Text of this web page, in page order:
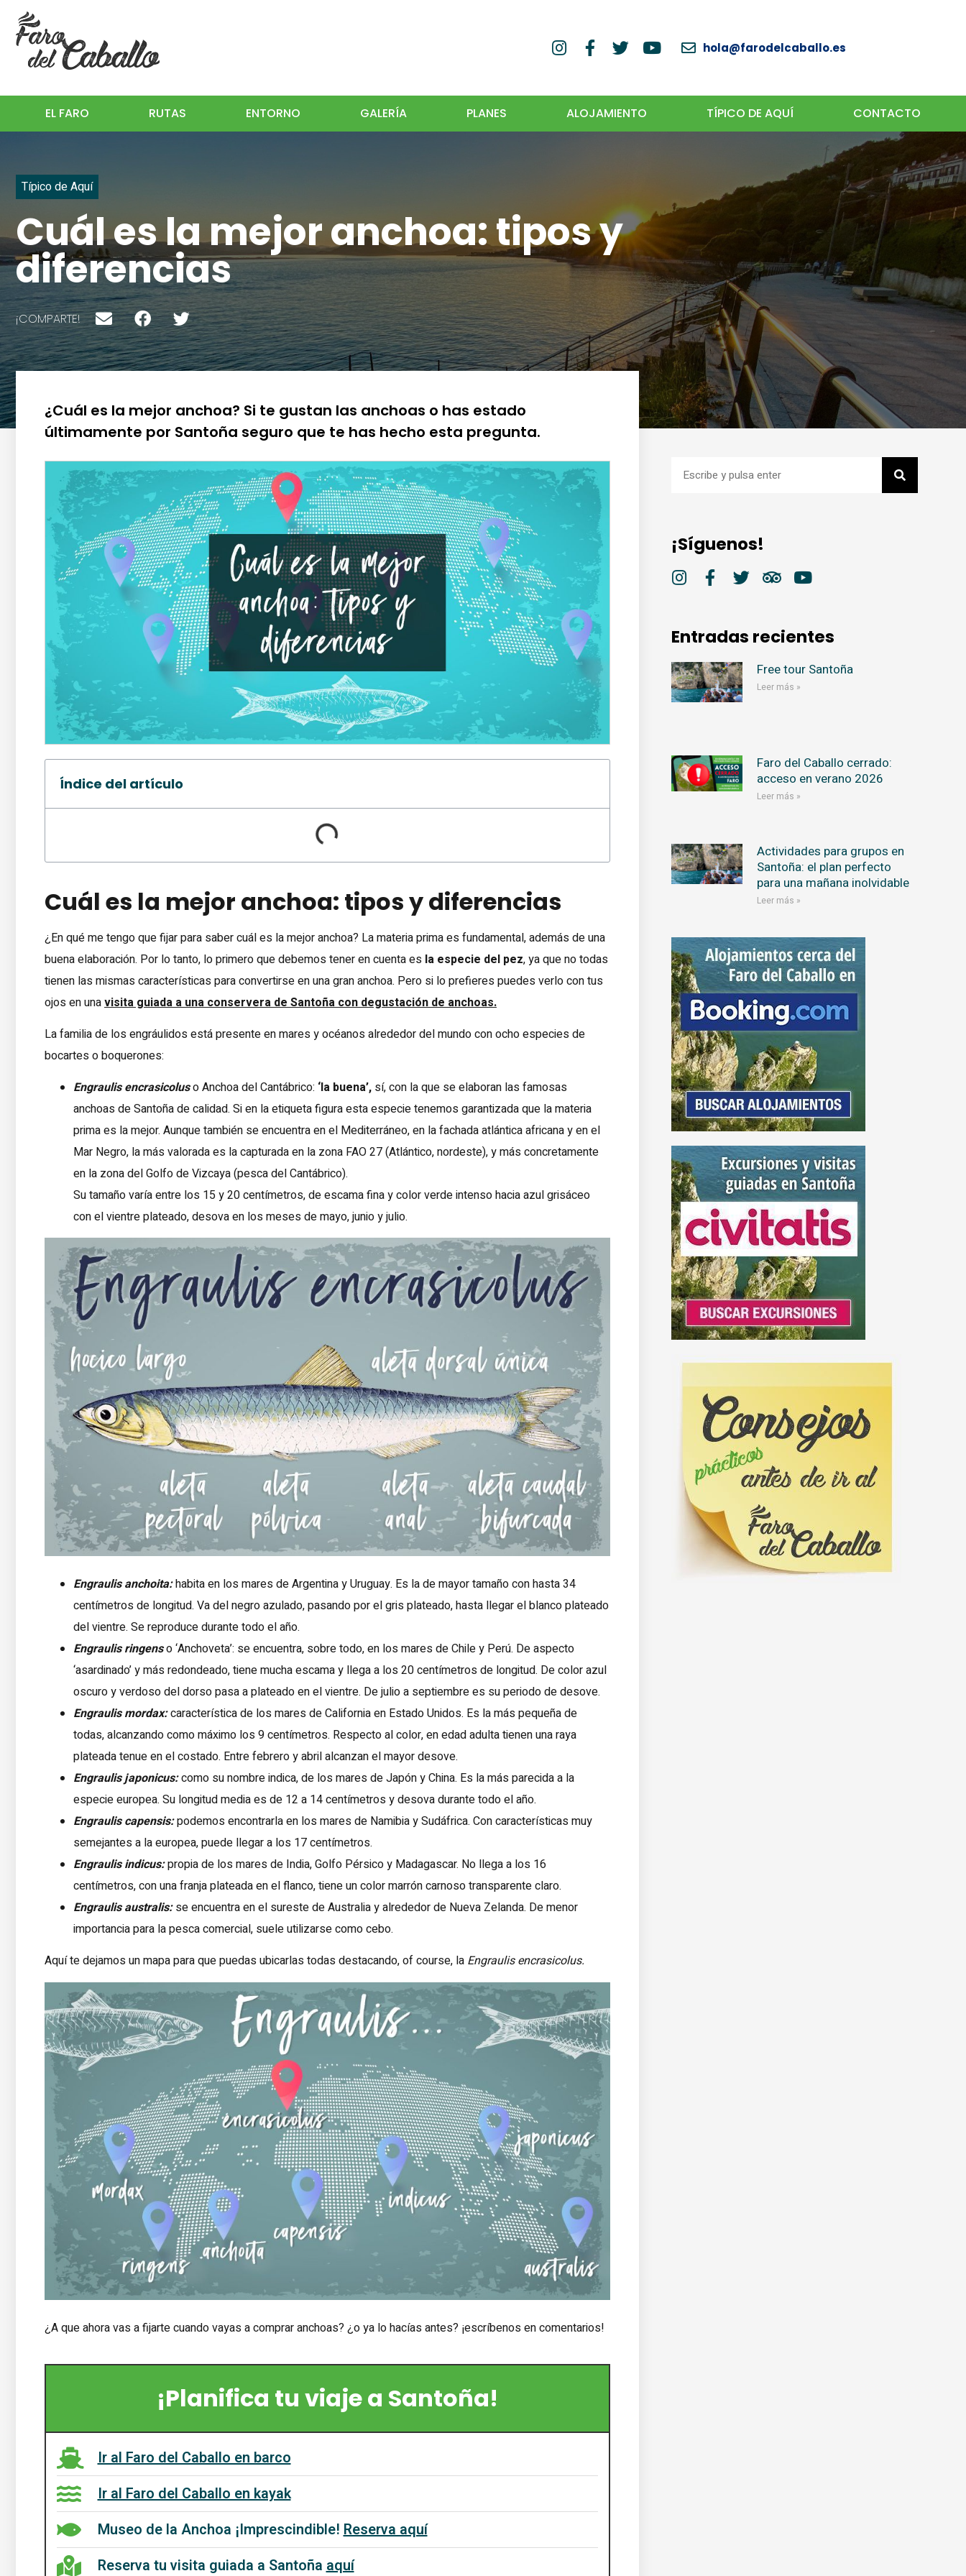
hola@farodelcaballo.es
EL FARO RUTAS ENTORNO GALERÍA PLANES ALOJAMIENTO TÍPICO DE AQUÍ CONTACTO
Típico de Aquí
Cuál es la mejor anchoa: tipos y
diferencias
¡COMPARTE!
¿Cuál es la mejor anchoa? Si te gustan las anchoas o has estado
últimamente por Santoña seguro que te has hecho esta pregunta.
Índice del artículo
Cuál es la mejor anchoa: tipos y diferencias
¿En qué me tengo que fijar para saber cuál es la mejor anchoa? La materia prima es fundamental, además de una
buena elaboración. Por lo tanto, lo primero que debemos tener en cuenta es la especie del pez, ya que no todas
tienen las mismas características para convertirse en una gran anchoa. Pero si lo prefieres puedes verlo con tus
ojos en unavisita guiada a una conservera de Santoña con degustación de anchoas.
La familia de los engráulidos está presente en mares y océanos alrededor del mundo con ocho especies de
bocartes o boquerones:
Engraulis encrasicoluso Anchoa del Cantábrico: ‘la buena’, sí, con la que se elaboran las famosas
anchoas de Santoña de calidad. Si en la etiqueta figura esta especie tenemos garantizada que la materia
prima es la mejor. Aunque también se encuentra en el Mediterráneo, en la fachada atlántica africana y en el
Mar Negro, la más valorada es la capturada en la zona FAO 27 (Atlántico, nordeste), y más concretamente
en la zona del Golfo de Vizcaya (pesca del Cantábrico).
Su tamaño varía entre los 15 y 20 centímetros, de escama fina y color verde intenso hacia azul grisáceo
con el vientre plateado, desova en los meses de mayo, junio y julio.
Engraulis anchoita:habita en los mares de Argentina y Uruguay. Es la de mayor tamaño con hasta 34
centímetros de longitud. Va del negro azulado, pasando por el gris plateado, hasta llegar el blanco plateado
del vientre. Se reproduce durante todo el año.
Engraulis ringenso ‘Anchoveta’: se encuentra, sobre todo, en los mares de Chile y Perú. De aspecto
‘asardinado’ y más redondeado, tiene mucha escama y llega a los 20 centímetros de longitud. De color azul
oscuro y verdoso del dorso pasa a plateado en el vientre. De julio a septiembre es su periodo de desove.
Engraulis mordax:característica de los mares de California en Estado Unidos. Es la más pequeña de
todas, alcanzando como máximo los 9 centímetros. Respecto al color, en edad adulta tienen una raya
plateada tenue en el costado. Entre febrero y abril alcanzan el mayor desove.
Engraulis japonicus:como su nombre indica, de los mares de Japón y China. Es la más parecida a la
especie europea. Su longitud media es de 12 a 14 centímetros y desova durante todo el año.
Engraulis capensis:podemos encontrarla en los mares de Namibia y Sudáfrica. Con características muy
semejantes a la europea, puede llegar a los 17 centímetros.
Engraulis indicus:propia de los mares de India, Golfo Pérsico y Madagascar. No llega a los 16
centímetros, con una franja plateada en el flanco, tiene un color marrón carnoso transparente claro.
Engraulisaustralis:se encuentra en el sureste de Australia y alrededor de Nueva Zelanda. De menor
importancia para la pesca comercial, suele utilizarse como cebo.
Aquí te dejamos un mapa para que puedas ubicarlas todas destacando, of course, la Engraulis encrasicolus.
¿A que ahora vas a fijarte cuando vayas a comprar anchoas? ¿o ya lo hacías antes? ¡escríbenos en comentarios!
¡Planifica tu viaje a Santoña!
Ir al Faro del Caballo en barco
Ir al Faro del Caballo en kayak
Museo de la Anchoa ¡Imprescindible!Reserva aquí
Reserva tu visita guiada a Santoñaaquí
¡Síguenos!
Entradas recientes
Free tour Santoña
Leer más »
Faro del Caballo cerrado:
acceso en verano 2026
Leer más »
Actividades para grupos en
Santoña: el plan perfecto
para una mañana inolvidable
Leer más »